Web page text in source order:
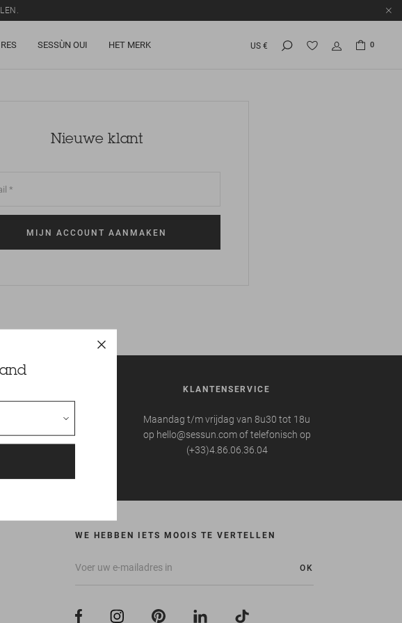
SESSÙN OUI HET MERK US € 0
Nieuwe klant
om uw artikelen te
retourneren
KLANTENSERVICE
Maandag t/m vrijdag van 8u30 tot 18u
op hello@sessun.com of telefonisch op
(+33)4.86.06.36.04
WE HEBBEN IETS MOOIS TE VERTELLEN
OK